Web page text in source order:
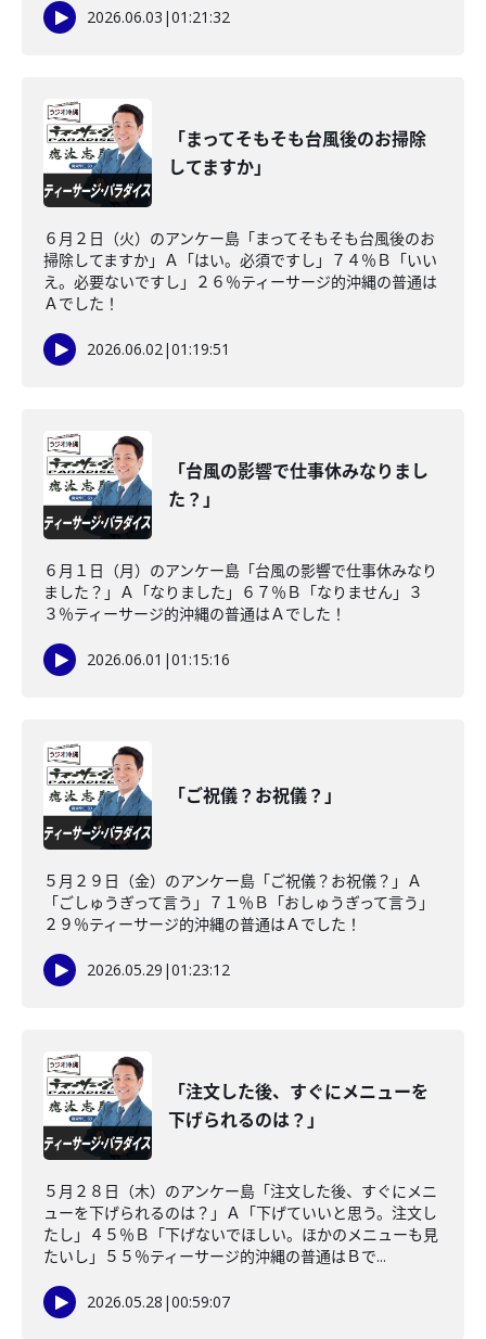
2026.06.03 |01:21:32
「まってそもそも台風後のお掃除
してますか」
６月２日（火）のアンケー島「まってそもそも台風後のお
掃除してますか」Ａ「はい。必須ですし」７４％Ｂ「いい
え。必要ないですし」２６％ティーサージ的沖縄の普通は
Ａでした！
2026.06.02|01:19:51
「台風の影響で仕事休みなりまし
た？」
６月１日（月）のアンケー島「台風の影響で仕事休みなり
ました？」Ａ「なりました」６７％Ｂ「なりません」３
３％ティーサージ的沖縄の普通はＡでした！
2026.06.01 |01:15:16
「ご祝儀？お祝儀？」
５月２９日（金）のアンケー島「ご祝儀？お祝儀？」Ａ
「ごしゅうぎって言う」７１％Ｂ「おしゅうぎって言う」
２９％ティーサージ的沖縄の普通はＡでした！
2026.05.29 |01:23:12
「注文した後、すぐにメニューを
下げられるのは？」
５月２８日（木）のアンケー島「注文した後、すぐにメニ
ューを下げられるのは？」Ａ「下げていいと思う。注文し
たし」４５％Ｂ「下げないでほしい。ほかのメニューも見
たいし」５５％ティーサージ的沖縄の普通はＢで...
2026.05.28 |00:59:07